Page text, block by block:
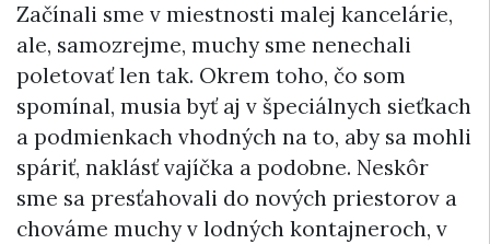
Začínali sme v miestnosti malej kancelárie,
ale, samozrejme, muchy sme nenechali
poletovať len tak. Okrem toho, čo som
spomínal, musia byť aj v špeciálnych sieťkach
a podmienkach vhodných na to, aby sa mohli
spáriť, naklásť vajíčka a podobne. Neskôr
sme sa presťahovali do nových priestorov a
chováme muchy v lodných kontajneroch, v